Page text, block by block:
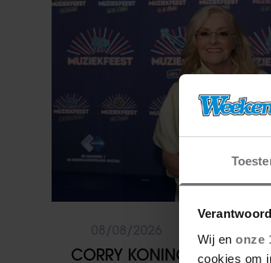
Wij en onze
cookies om
CORRY KONINGS GUL